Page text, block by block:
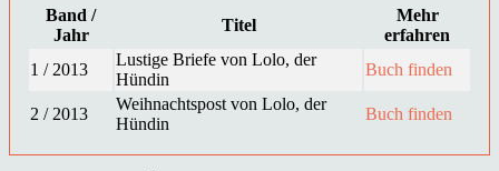
Band /
Jahr
Titel
Mehr
erfahren
1 / 2013
Lustige Briefe von Lolo, der
Hündin
Buch finden
2 / 2013
Weihnachtspost von Lolo, der
Hündin
Buch finden